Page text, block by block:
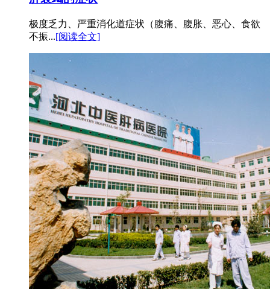
极度乏力、严重消化道症状（腹痛、腹胀、恶心、食欲
不振...[阅读全文]